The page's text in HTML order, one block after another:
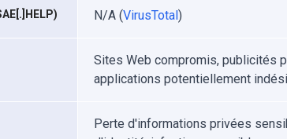
N/A (VirusTotal)
Sites Web compromis, publicités
applications potentiellement
Perte d'informations privées